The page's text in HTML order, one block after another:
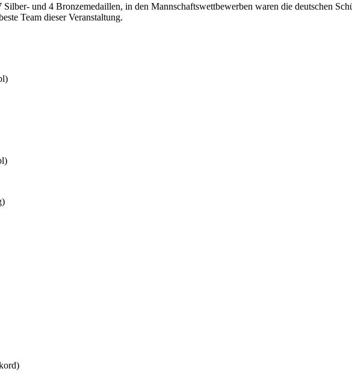
und 4 Bronzemedaillen, in den Mannschaftswettbewerben waren die deutschen
Team dieser Veranstaltung.